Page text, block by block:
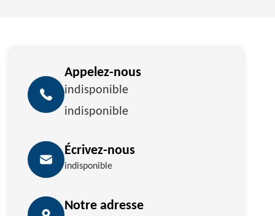
Appelez-nous
indisponible
indisponible
Écrivez-nous
indisponible
Notre adresse